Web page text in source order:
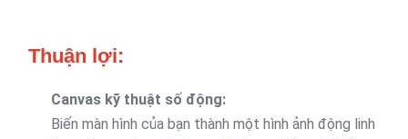
Thuận lợi:
Canvas kỹ thuật số động:
Biến màn hình của bạn thành một hình ảnh động linh